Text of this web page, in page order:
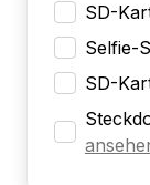
SD-
Selfie-
SD-